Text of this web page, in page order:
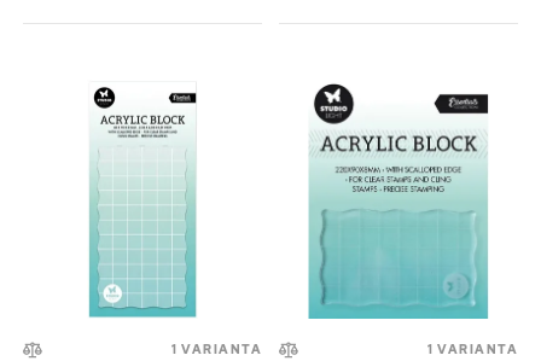
1 VARIANTA 1 VARIANTA